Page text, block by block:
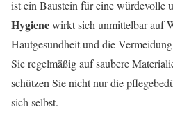
ist ein Baustein für eine würdevolle
Hygienewirkt sich unmittelbar auf
Hautgesundheit und die
Sie regelmäßig auf saubere
schützen Sie nicht nur die
sich selbst.